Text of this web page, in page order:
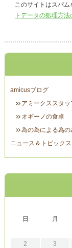
このサイトはスパム
トデータの処理方
amicusブログ
アミークススタ
オギーノの食卓
為の為による為
ニュース＆トピックス
日 月
2
3